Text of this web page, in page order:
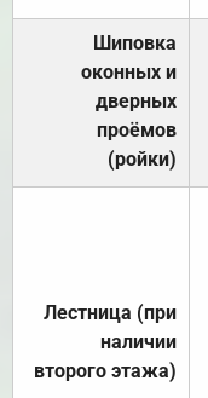
Шиповка
оконных и
дверных
проёмов
(ройки)
Лестница (при
наличии
второго этажа)